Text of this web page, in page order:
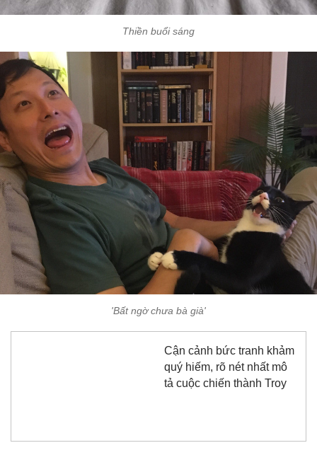
Thiền buổi sáng
'Bất ngờ chưa bà già'
Cận cảnh bức tranh khảm
quý hiếm, rõ nét nhất mô
tả cuộc chiến thành Troy